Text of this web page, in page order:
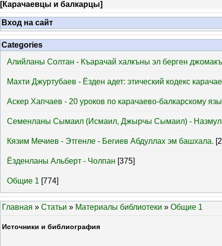
[Карачаевцы и балкарцы]
Вход на сайт
Categories
Алийланы Солтан - Къарачай халкъны эл берген
Махти Джуртубаев - Ёзден адет: этический кодекс
Аскер Хапчаев - 20 уроков по карачаево-балкарскому
Семенланы Сымаил (Исмаил, Джырчы Сымаил) -
Кязим Мечиев - Этгенле - Бегиев Абдуллах эм башхала.
Ёзденланы Альберт - Чолпан [375]
Общие 1 [774]
Главная » Статьи » Материалы библиотеки » Общие 1
Источники и библиография